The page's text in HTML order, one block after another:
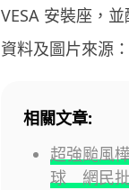
VESA 安裝座，
資料及圖片來源：
相關文章:
超強颱風
球 網民批